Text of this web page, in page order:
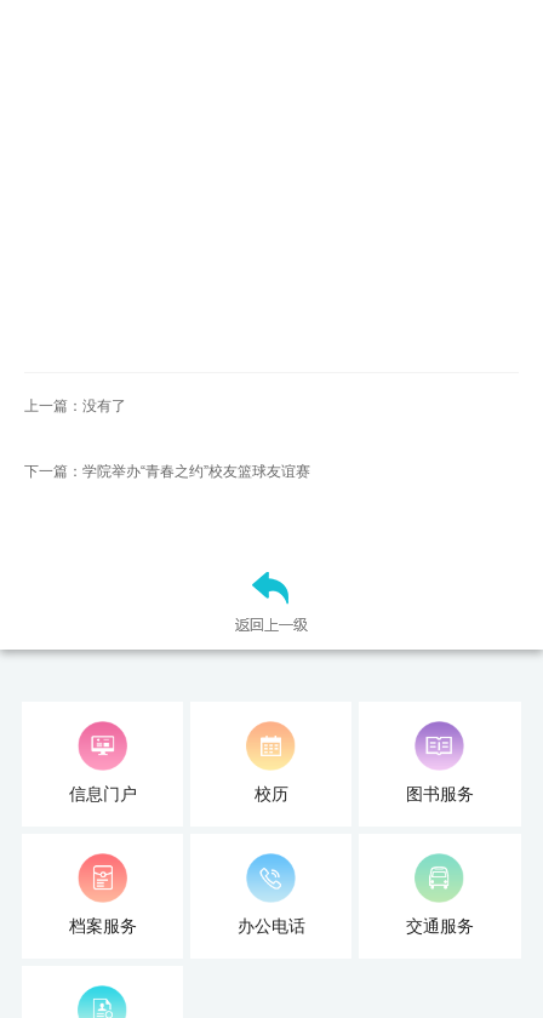
上一篇：没有了
下一篇：学院举办“青春之约”校友篮球友谊赛
信息门户 校历 图书服务
档案服务 办公电话 交通服务